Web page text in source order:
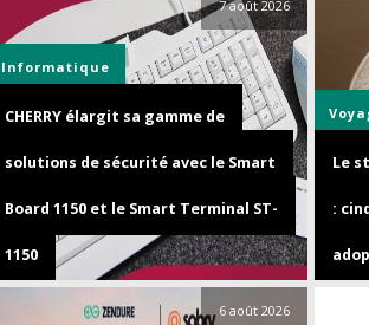
7 août 2026
Informatique
CHERRY élargit sa gamme de
solutions de sécurité avec le Smart
Board 1150 et le Smart Terminal ST-
1150
Le
:
6 août 2026